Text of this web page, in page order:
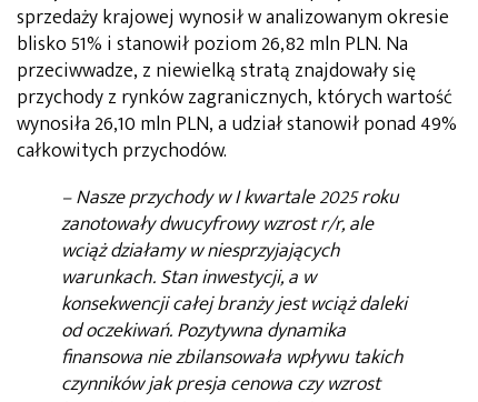
sprzedaży krajowej wynosił w analizowanym okresie
blisko 51% i stanowił poziom 26,82 mln PLN. Na
przeciwwadze, z niewielką stratą znajdowały się
przychody z rynków zagranicznych, których wartość
wynosiła 26,10 mln PLN, a udział stanowił ponad 49%
całkowitych przychodów.
– Nasze przychody w I kwartale 2025 roku
zanotowały dwucyfrowy wzrost r/r, ale
wciąż działamy w niesprzyjających
warunkach. Stan inwestycji, a w
konsekwencji całej branży jest wciąż daleki
od oczekiwań. Pozytywna dynamika
finansowa nie zbilansowała wpływu takich
czynników jak presja cenowa czy wzrost